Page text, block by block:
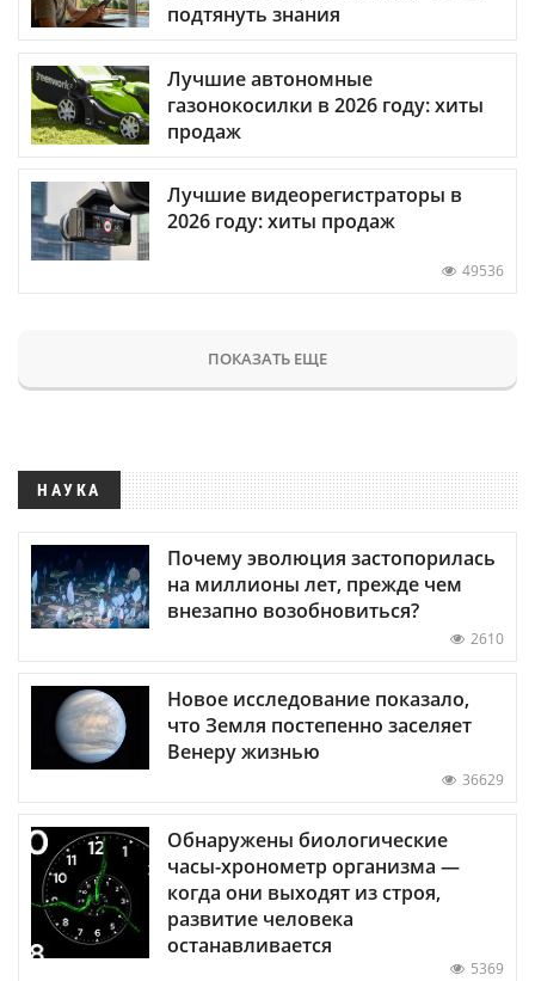
подтянуть знания
Лучшие автономные
газонокосилки в 2026 году: хиты
продаж
Лучшие видеорегистраторы в
2026 году: хиты продаж
49536
ПОКАЗАТЬ ЕЩЕ
НАУКА
Почему эволюция застопорилась
на миллионы лет, прежде чем
внезапно возобновиться?
2610
Новое исследование показало,
что Земля постепенно заселяет
Венеру жизнью
36629
Обнаружены биологические
часы-хронометр организма —
когда они выходят из строя,
развитие человека
останавливается
5369